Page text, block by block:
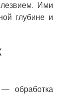
Ими
глубине и
обработка